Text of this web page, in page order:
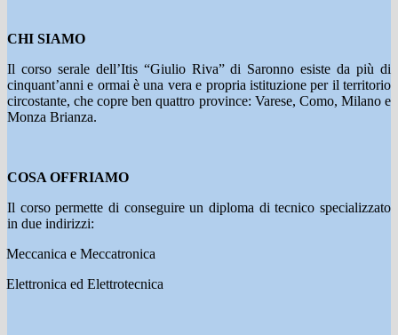
CHI SIAMO
Il corso serale dell’Itis “Giulio Riva” di Saronno esiste da più di
cinquant’anni e ormai è una vera e propria istituzione per il territorio
circostante, che copre ben quattro province: Varese, Como, Milano e
Monza Brianza.
COSA OFFRIAMO
Il corso permette di conseguire un diploma di tecnico specializzato
in due indirizzi:
Meccanica e Meccatronica
Elettronica ed Elettrotecnica